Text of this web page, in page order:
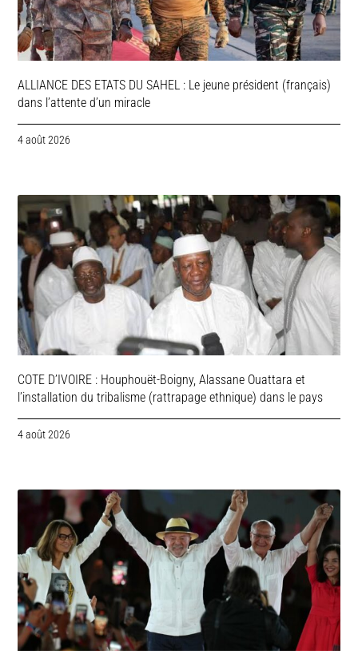
ALLIANCE DES ETATS DU SAHEL : Le jeune président (français)
dans l’attente d’un miracle
4 août 2026
COTE D’IVOIRE : Houphouët-Boigny, Alassane Ouattara et
l’installation du tribalisme (rattrapage ethnique) dans le pays
4 août 2026